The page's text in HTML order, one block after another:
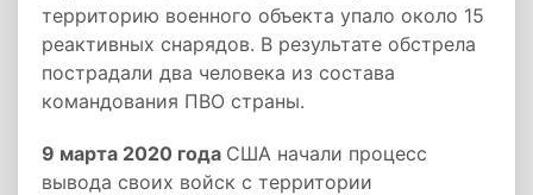
территорию военного объекта упало около 15
реактивных снарядов. В результате обстрела
пострадали два человека из состава
командования ПВО страны.
9 марта 2020 года США начали процесс
вывода своих войск с территории